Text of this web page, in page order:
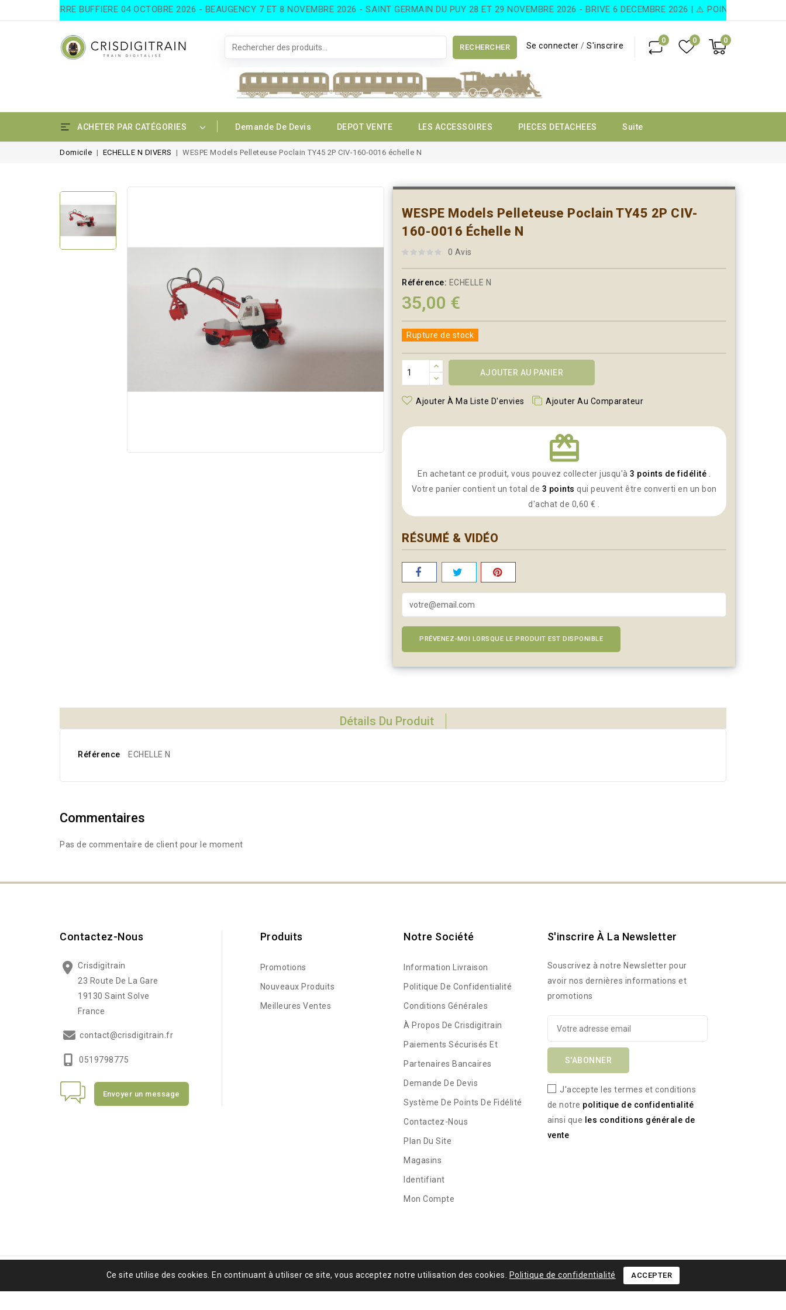
- PIERRE BUFFIERE 04 OCTOBRE 2026 - BEAUGENCY 7 ET 8 NOVEMBRE 2026 - SAINT GERMAIN DU PUY 28 ET 29 NOVEMBRE 2026 - BRIVE 6 DECEMBRE 2026 | ⚠️ POINTS DE
0
0
0
Se connecter / S'inscrire
RECHERCHER
ACHETER PAR CATÉGORIES Demande De Devis DEPOT VENTE LES ACCESSOIRES PIECES DETACHEES Suite
Domicile ECHELLE N DIVERS WESPE Models Pelleteuse Poclain TY45 2P CIV-160-0016 échelle N
WESPE Models Pelleteuse Poclain TY45 2P CIV-
160-0016 Échelle N
0 Avis
Référence: ECHELLE N
35,00 €
Rupture de stock
AJOUTER AU PANIER
Ajouter À Ma Liste D'envies Ajouter Au Comparateur
redeem
En achetant ce produit, vous pouvez collecter jusqu'à 3 points de fidélité .
Votre panier contient un total de 3 points qui peuvent être converti en un bon
d'achat de 0,60 € .
RÉSUMÉ & VIDÉO
PRÉVENEZ-MOI LORSQUE LE PRODUIT EST DISPONIBLE
Détails Du Produit
Référence ECHELLE N
Commentaires
Pas de commentaire de client pour le moment
Contactez-Nous
Crisdigitrain
23 Route De La Gare
19130 Saint Solve
France
contact@crisdigitrain.fr
0519798775
Envoyer un message
Produits
Promotions
Nouveaux Produits
Meilleures Ventes
Notre Société
Information Livraison
Politique De Confidentialité
Conditions Générales
À Propos De Crisdigitrain
Paiements Sécurisés Et
Partenaires Bancaires
Demande De Devis
Système De Points De Fidélité
Contactez-Nous
Plan Du Site
Magasins
Identifiant
Mon Compte
S'inscrire À La Newsletter
Souscrivez à notre Newsletter pour
avoir nos dernières informations et
promotions
J'accepte les termes et conditions
de notre politique de confidentialité
ainsi que
les conditions générale de
vente
Ce site utilise des cookies. En continuant à utiliser ce site, vous acceptez notre utilisation des cookies. Politique de confidentialité ACCEPTER
Tous droits réservés crisdigitrain.fr | 23 Route de la gare - 19130 St-Solve | Siret: 41257666200032